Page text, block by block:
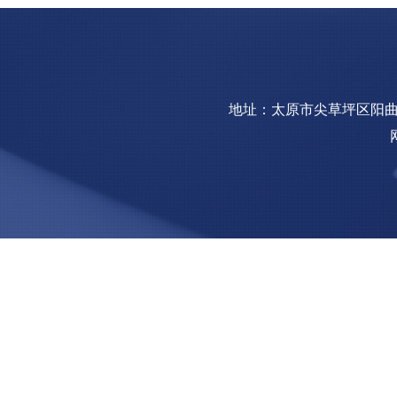
地址：太原市尖草坪区阳